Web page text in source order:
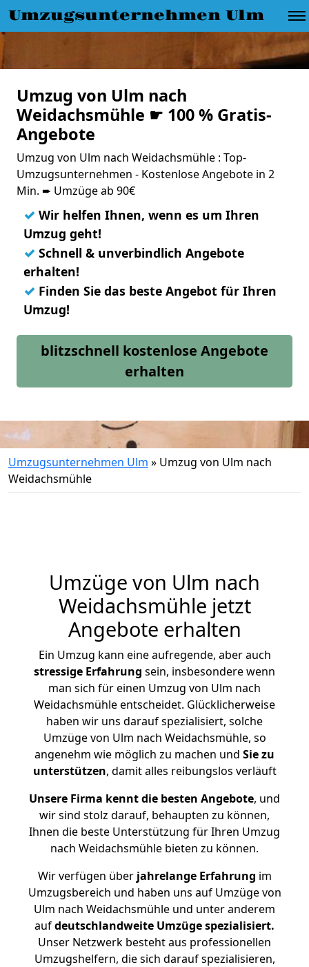
Umzugsunternehmen Ulm
Umzug von Ulm nach
Weidachsmühle ☛ 100 % Gratis-
Angebote
Umzug von Ulm nach Weidachsmühle : Top-
Umzugsunternehmen - Kostenlose Angebote in 2
Min. ➨ Umzüge ab 90€
✓ Wir helfen Ihnen, wenn es um Ihren
Umzug geht!
✓ Schnell & unverbindlich Angebote
erhalten!
✓ Finden Sie das beste Angebot für Ihren
Umzug!
blitzschnell kostenlose Angebote
erhalten
Umzugsunternehmen Ulm » Umzug von Ulm nach
Weidachsmühle
Umzüge von Ulm nach
Weidachsmühle jetzt
Angebote erhalten
Ein Umzug kann eine aufregende, aber auch
stressige Erfahrung sein, insbesondere wenn
man sich für einen Umzug von Ulm nach
Weidachsmühle entscheidet. Glücklicherweise
haben wir uns darauf spezialisiert, solche
Umzüge von Ulm nach Weidachsmühle, so
angenehm wie möglich zu machen und Sie zu
unterstützen, damit alles reibungslos verläuft
Unsere Firma kennt die besten Angebote, und
wir sind stolz darauf, behaupten zu können,
Ihnen die beste Unterstützung für Ihren Umzug
nach Weidachsmühle bieten zu können.
Wir verfügen überjahrelange Erfahrung im
Umzugsbereich und haben uns auf Umzüge von
Ulm nach Weidachsmühle und unter anderem
aufdeutschlandweite Umzüge spezialisiert.
Unser Netzwerk besteht aus professionellen
Umzugshelfern, die sich darauf spezialisieren,